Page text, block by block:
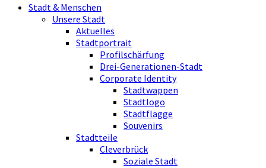
Stadt & Menschen
Unsere Stadt
Aktuelles
Stadtportrait
Profilschärfung
Drei-Generationen-Stadt
Corporate Identity
Stadtwappen
Stadtlogo
Stadtflagge
Souvenirs
Stadtteile
Cleverbrück
Soziale Stadt